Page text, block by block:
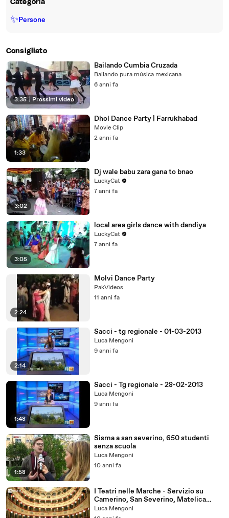
Categoria
✨Persone
Consigliato
3:35 | Prossimi video
Bailando Cumbia Cruzada
Bailando pura música mexicana
6 anni fa
1:33
Dhol Dance Party | Farrukhabad
Movie Clip
2 anni fa
3:02
Dj wale babu zara gana to bnao
LuckyCat
7 anni fa
3:05
local area girls dance with dandiya
LuckyCat
7 anni fa
2:24
Molvi Dance Party
PakVideos
11 anni fa
2:14
Sacci - tg regionale - 01-03-2013
Luca Mengoni
9 anni fa
1:48
Sacci - Tg regionale - 28-02-2013
Luca Mengoni
9 anni fa
1:58
Sisma a san severino, 650 studenti
senza scuola
Luca Mengoni
10 anni fa
I Teatri nelle Marche - Servizio su
Camerino, San Severino, Matelica
colpiti dal terremoto
Luca Mengoni